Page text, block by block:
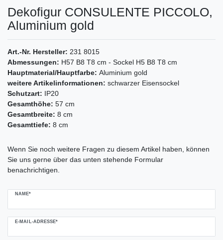
Dekofigur CONSULENTE PICCOLO,
Aluminium gold
Art.-Nr. Hersteller: 231 8015
Abmessungen: H57 B8 T8 cm - Sockel H5 B8 T8 cm
Hauptmaterial/Hauptfarbe: Aluminium gold
weitere Artikelinformationen: schwarzer Eisensockel
Schutzart: IP20
Gesamthöhe: 57 cm
Gesamtbreite: 8 cm
Gesamttiefe: 8 cm
Wenn Sie noch weitere Fragen zu diesem Artikel haben, können
Sie uns gerne über das unten stehende Formular
benachrichtigen.
NAME*
E-MAIL-ADRESSE*